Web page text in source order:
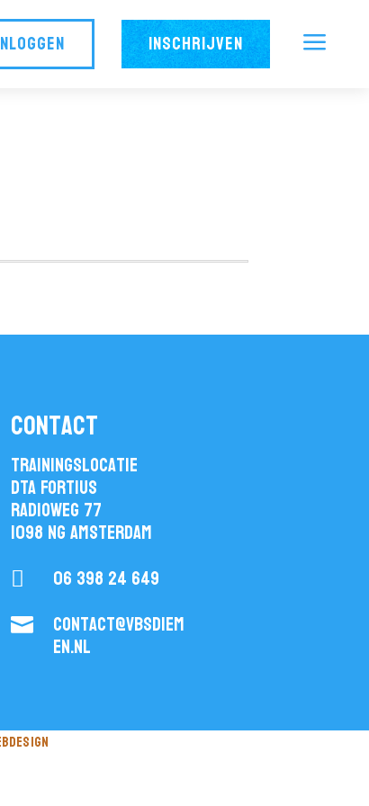
INSCHRIJVEN a
contact
Trainingslocatie
DTA Fortius
Radioweg 77
1098 NG Amsterdam
 06 398 24 649
 contact@vbsdiem
en.nl